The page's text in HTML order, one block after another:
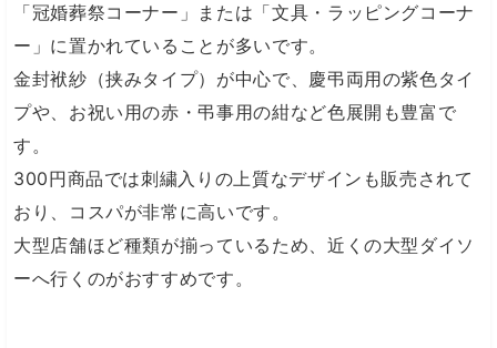
「冠婚葬祭コーナー」または「文具・ラッピングコーナ
ー」に置かれていることが多いです。
金封袱紗（挟みタイプ）が中心で、慶弔両用の紫色タイ
プや、お祝い用の赤・弔事用の紺など色展開も豊富で
す。
300円商品では刺繍入りの上質なデザインも販売されて
おり、コスパが非常に高いです。
大型店舗ほど種類が揃っているため、近くの大型ダイソ
ーへ行くのがおすすめです。